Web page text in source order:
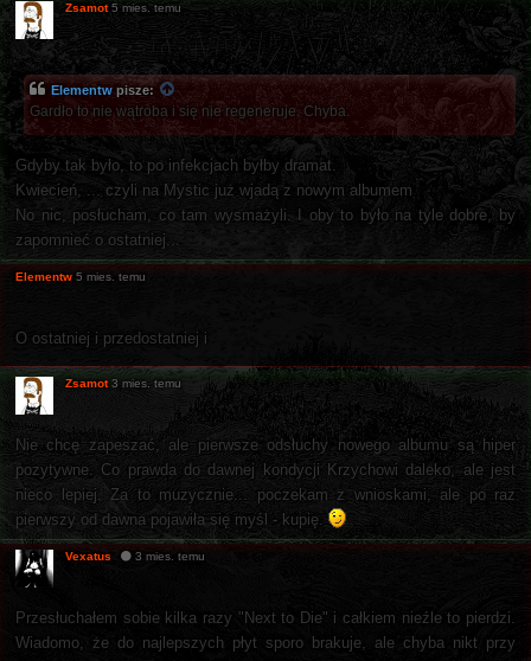
Zsamot 5 mies. temu
Elementw pisze:
Gardło to nie wątroba i się nie regeneruje. Chyba.
Gdyby tak było, to po infekcjach byłby dramat.
Kwiecień, ... czyli na Mystic już wjadą z nowym albumem
No nic, posłucham, co tam wysmażyli. I oby to było na tyle dobre, by
zapomnieć o ostatniej...
Elementw 5 mies. temu
O ostatniej i przedostatniej i
Zsamot 3 mies. temu
Nie chcę zapeszać, ale pierwsze odsłuchy nowego albumu są hiper
pozytywne. Co prawda do dawnej kondycji Krzychowi daleko, ale jest
nieco lepiej. Za to muzycznie... poczekam z wnioskami, ale po raz
pierwszy od dawna pojawiła się myśl - kupię.
Vexatus 3 mies. temu
Przesłuchałem sobie kilka razy "Next to Die" i całkiem nieźle to pierdzi.
Wiadomo, że do najlepszych płyt sporo brakuje, ale chyba nikt przy